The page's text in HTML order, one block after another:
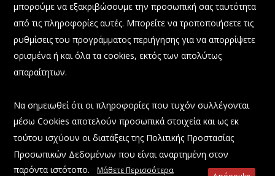
@ 2023 All Rights Reserved.
Όροι Χρήσης
μπορούμε να εξακριβώσουμε την προσωπική σας ταυτότητα
από τις πληροφορίες αυτές. Μπορείτε να τροποποιήσετε τις
ρυθμίσεις του προγράμματος περιήγησης για να απορρίψετε
ορισμένα ή και όλα τα cookies, εκτός των απολύτως
απαραίτητων.
Να σημειωθεί ότι οι πληροφορίες που τυχόν συλλέγονται
μέσω Cookies αποτελούν προσωπικά στοιχεία και ως εκ
τούτου ισχύουν οι διατάξεις της Πολιτικής Προστασίας
Προσωπικών Δεδομένων που είναι αναρτημένη στον
παρόντα ιστότοπο.
Μάθετε Περισσότερα